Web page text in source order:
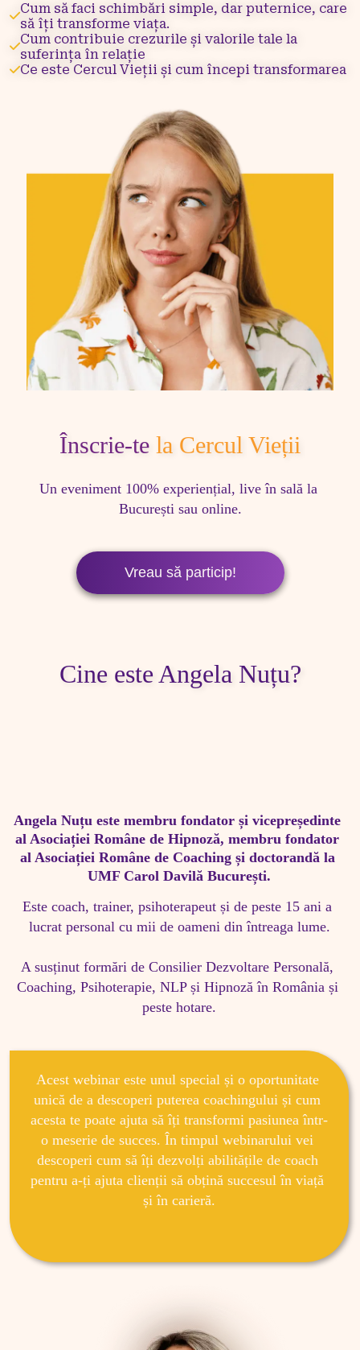
Cum să faci schimbări simple, dar puternice, care
să îți transforme viața.
Cum contribuie crezurile și valorile tale la
suferința în relație
Ce este Cercul Vieții și cum începi transformarea
Înscrie-te la Cercul Vieții
Un eveniment 100% experiențial, live în sală la
București sau online.
Vreau să particip!
Cine este Angela Nuțu?
Angela Nuțu este membru fondator și vicepreședinte
al Asociației Române de Hipnoză, membru fondator
al Asociației Române de Coaching și doctorandă la
UMF Carol Davilă București.
Este coach, trainer, psihoterapeut și de peste 15 ani a
lucrat personal cu mii de oameni din întreaga lume.
A susținut formări de Consilier Dezvoltare Personală,
Coaching, Psihoterapie, NLP și Hipnoză în România și
Acest webinar este unul special și o oportunitate
unică de a descoperi puterea coachingului și cum
acesta te poate ajuta să îți transformi pasiunea într-
o meserie de succes. În timpul webinarului vei
descoperi cum să îți dezvolți abilitățile de coach
pentru a-ți ajuta clienții să obțină succesul în viață
și în carieră.